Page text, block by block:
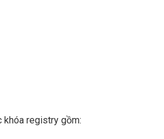
khóa registry gồm: